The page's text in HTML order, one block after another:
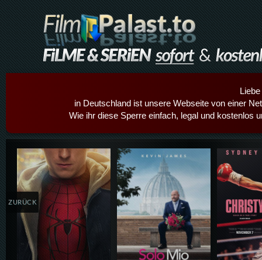
in Deutschland ist unsere Webseite von einer
Wie ihr diese Sperre einfach, legal und kostenlos
Details,Play Details,Play
ZURÜCK